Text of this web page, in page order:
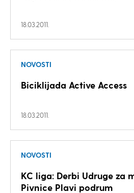
18.03.2011.
NOVOSTI
Biciklijada Active Access
18.03.2011.
NOVOSTI
KC liga: Derbi Udruge za
Pivnice Plavi podrum